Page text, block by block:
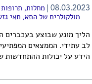
08.03.2023 מחלות, תרופות
מולקולרית של התא, תאי
הליך מונע שבוצע בעכברים
לב עתידי. הממצאים
הידע על יכולות ההתחדשות